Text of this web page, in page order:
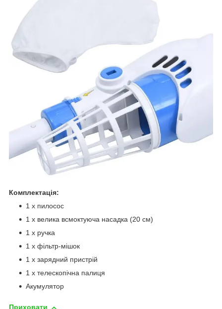
Комплектація:
1 х пилосос
1 x велика всмоктуюча насадка (20 см)
1 х ручка
1 х фільтр-мішок
1 x зарядний пристрій
1 x телескопічна палиця
Акумулятор
Приховати